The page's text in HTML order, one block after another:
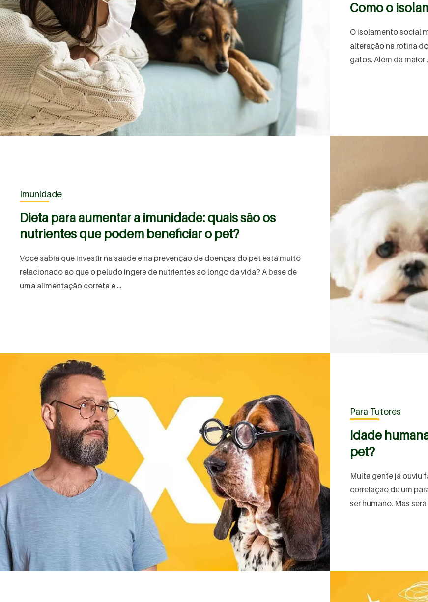
Como o
O isolamento social
alteração na rotina
gatos. Além da maior
Imunidade
Dieta para aumentar a imunidade: quais são os
nutrientes que podem beneficiar o pet?
Você sabia que investir na saúde e na prevenção de doenças do pet está muito
relacionado ao que o peludo ingere de nutrientes ao longo da vida? A base de
uma alimentação correta é ...
Para Tutores
Idade
pet?
Muita gente já ouviu
correlação de um
ser humano. Mas será